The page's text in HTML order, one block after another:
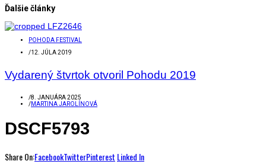
Ďalšie články
POHODA FESTIVAL
/12. JÚLA 2019
Vydarený štvrtok otvoril Pohodu 2019
/8. JANUÁRA 2025
/MARTINA JAROLÍNOVÁ
DSCF5793
Share On:FacebookTwitterPinterest Linked In